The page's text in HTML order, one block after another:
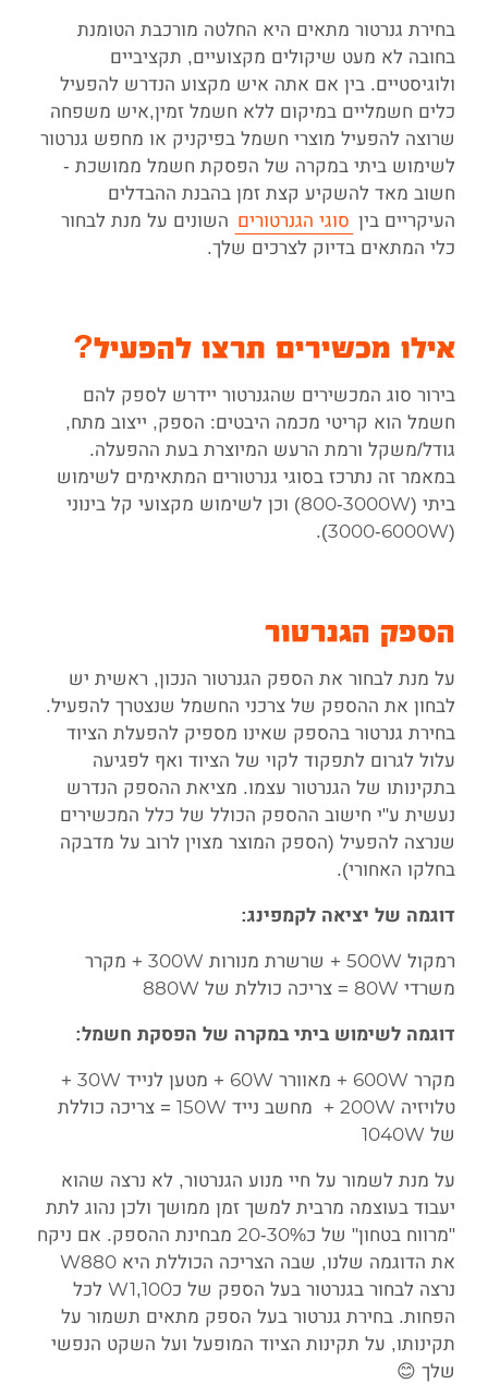
בחירת גנרטור מתאים היא החלטה מורכבת הטומנת
בחובה לא מעט שיקולים מקצועיים, תקציביים
ולוגיסטיים. בין אם אתה איש מקצוע הנדרש להפעיל
כלים חשמליים במיקום ללא חשמל זמין,איש משפחה
שרוצה להפעיל מוצרי חשמל בפיקניק או מחפש גנרטור
לשימוש ביתי במקרה של הפסקת חשמל ממושכת -
חשוב מאד להשקיע קצת זמן בהבנת ההבדלים
העיקריים בין סוגי הגנרטורים השונים על מנת לבחור
כלי המתאים בדיוק לצרכים שלך.
אילו מכשירים תרצו להפעיל?
בירור סוג המכשירים שהגנרטור יידרש לספק להם
חשמל הוא קריטי מכמה היבטים: הספק, ייצוב מתח,
גודל/משקל ורמת הרעש המיוצרת בעת ההפעלה.
במאמר זה נתרכז בסוגי גנרטורים המתאימים לשימוש
ביתי (800-3000W) וכן לשימוש מקצועי קל בינוני
(3000-6000W).
הספק הגנרטור
על מנת לבחור את הספק הגנרטור הנכון, ראשית יש
לבחון את ההספק של צרכני החשמל שנצטרך להפעיל.
בחירת גנרטור בהספק שאינו מספיק להפעלת הציוד
עלול לגרום לתפקוד לקוי של הציוד ואף לפגיעה
בתקינותו של הגנרטור עצמו. מציאת ההספק הנדרש
נעשית ע"י חישוב ההספק הכולל של כלל המכשירים
שנרצה להפעיל (הספק המוצר מצוין לרוב על מדבקה
בחלקו האחורי).
דוגמה של יציאה לקמפינג:
רמקול 500W + שרשרת מנורות 300W + מקרר
משרדי 80W = צריכה כוללת של 880W
דוגמה לשימוש ביתי במקרה של הפסקת חשמל:
מקרר 600W + מאוורר 60W + מטען לנייד 30W +
טלויזיה 200W + מחשב נייד 150W = צריכה כוללת
של 1040W
על מנת לשמור על חיי מנוע הגנרטור, לא נרצה שהוא
יעבוד בעוצמה מרבית למשך זמן ממושך ולכן נהוג לתת
"מרווח בטחון" של כ20-30% מבחינת ההספק. אם ניקח
את הדוגמה שלנו, שבה הצריכה הכוללת היא W880
נרצה לבחור בגנרטור בעל הספק של כW1,100 לכל
הפחות. בחירת גנרטור בעל הספק מתאים תשמור על
תקינותו, על תקינות הציוד המופעל ועל השקט הנפשי
שלך 😊